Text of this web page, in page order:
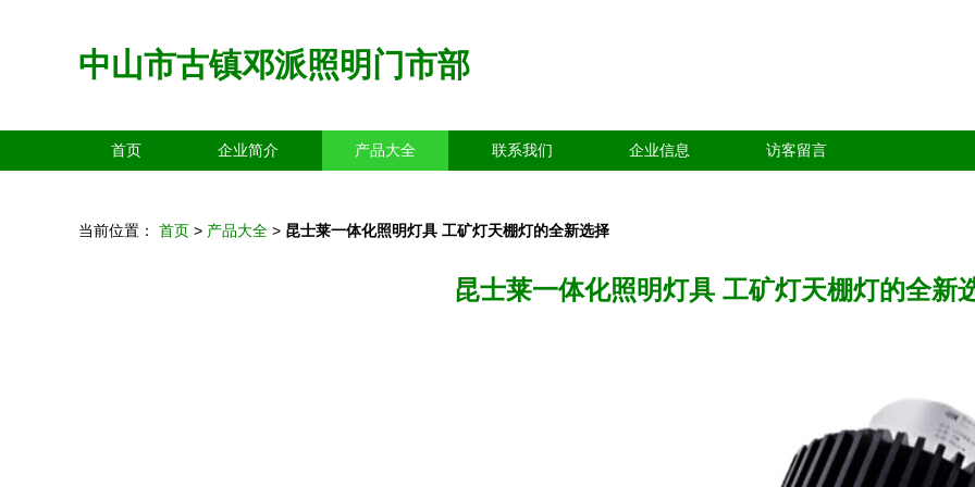
中山市古镇邓派照明门市部
首页 企业简介 产品大全 联系我们 企业信息 访客留言
当前位置： 首页 > 产品大全 > 昆士莱一体化照明灯具 工矿灯天棚灯的全新选择
昆士莱一体化照明灯具 工矿灯天棚灯的全新